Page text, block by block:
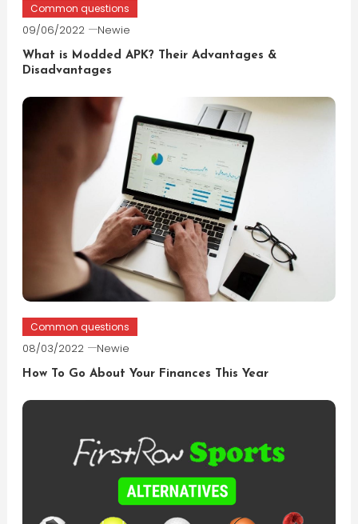
Common questions
09/06/2022 Newie
What is Modded APK? Their Advantages &
Disadvantages
Common questions
08/03/2022 Newie
How To Go About Your Finances This Year